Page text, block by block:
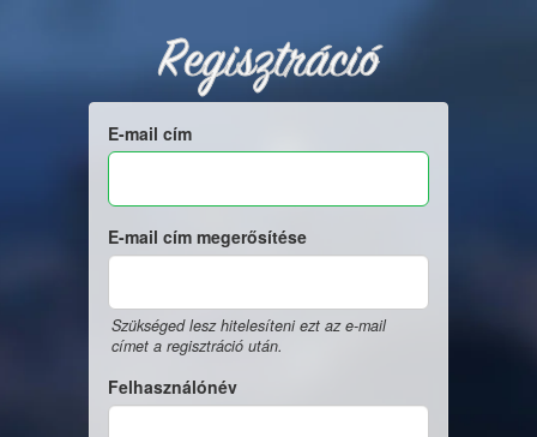
Regisztráció
E-mail cím
E-mail cím megerősítése
Szükséged lesz hitelesíteni ezt az e-mail
címet a regisztráció után.
Felhasználónév